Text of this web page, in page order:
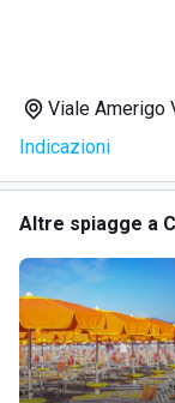
Viale Amerigo
Indicazioni
Altre spiagge a